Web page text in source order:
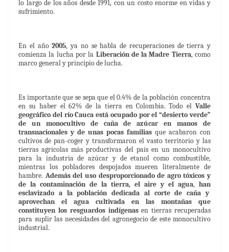
lo largo de los años desde 1991, con un costo enorme en vidas y
sufrimiento.
En el año2005, ya no se habla de recuperaciones de tierra y
comienza la lucha por la Liberación de la Madre Tierra, como
marco general y principio de lucha.
Es importante que se sepa que el 0.4% de la población concentra
en su haber el 62% de la tierra en Colombia. Todo el Valle
geográfico del río Cauca está ocupado por el “desierto verde”
de un monocultivo de caña de azúcar en manos de
transnacionales y de unas pocas familias que acabaron con
cultivos de pan-coger y transformaron el vasto territorio y las
tierras agrícolas más productivas del país en un monocultivo
para la industria de azúcar y de etanol como combustible,
mientras los pobladores despojados mueren literalmente de
hambre. Además del uso desproporcionado de agro tóxicos y
de la contaminación de la tierra, el aire y el agua, han
esclavizado a la población dedicada al corte de caña y
aprovechan el agua cultivada en las montañas que
constituyen los resguardos indígenasen tierras recuperadas
para suplir las necesidades del agronegocio de este monocultivo
industrial.